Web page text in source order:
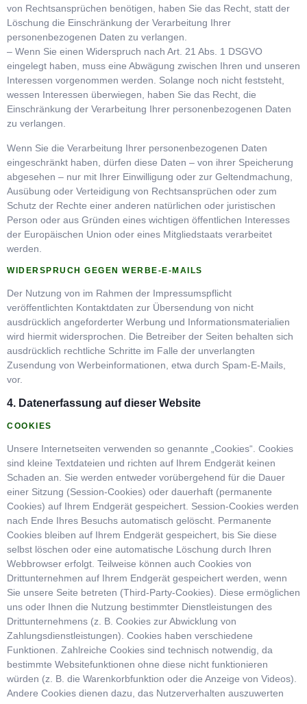
von Rechtsansprüchen benötigen, haben Sie das Recht, statt der
Löschung die Einschränkung der Verarbeitung Ihrer
personenbezogenen Daten zu verlangen.
– Wenn Sie einen Widerspruch nach Art. 21 Abs. 1 DSGVO
eingelegt haben, muss eine Abwägung zwischen Ihren und unseren
Interessen vorgenommen werden. Solange noch nicht feststeht,
wessen Interessen überwiegen, haben Sie das Recht, die
Einschränkung der Verarbeitung Ihrer personenbezogenen Daten
zu verlangen.
Wenn Sie die Verarbeitung Ihrer personenbezogenen Daten
eingeschränkt haben, dürfen diese Daten – von ihrer Speicherung
abgesehen – nur mit Ihrer Einwilligung oder zur Geltendmachung,
Ausübung oder Verteidigung von Rechtsansprüchen oder zum
Schutz der Rechte einer anderen natürlichen oder juristischen
Person oder aus Gründen eines wichtigen öffentlichen Interesses
der Europäischen Union oder eines Mitgliedstaats verarbeitet
werden.
WIDERSPRUCH GEGEN WERBE-E-MAILS
Der Nutzung von im Rahmen der Impressumspflicht
veröffentlichten Kontaktdaten zur Übersendung von nicht
ausdrücklich angeforderter Werbung und Informationsmaterialien
wird hiermit widersprochen. Die Betreiber der Seiten behalten sich
ausdrücklich rechtliche Schritte im Falle der unverlangten
Zusendung von Werbeinformationen, etwa durch Spam-E-Mails,
vor.
4. Datenerfassung auf dieser Website
COOKIES
Unsere Internetseiten verwenden so genannte „Cookies“. Cookies
sind kleine Textdateien und richten auf Ihrem Endgerät keinen
Schaden an. Sie werden entweder vorübergehend für die Dauer
einer Sitzung (Session-Cookies) oder dauerhaft (permanente
Cookies) auf Ihrem Endgerät gespeichert. Session-Cookies werden
nach Ende Ihres Besuchs automatisch gelöscht. Permanente
Cookies bleiben auf Ihrem Endgerät gespeichert, bis Sie diese
selbst löschen oder eine automatische Löschung durch Ihren
Webbrowser erfolgt. Teilweise können auch Cookies von
Drittunternehmen auf Ihrem Endgerät gespeichert werden, wenn
Sie unsere Seite betreten (Third-Party-Cookies). Diese ermöglichen
uns oder Ihnen die Nutzung bestimmter Dienstleistungen des
Drittunternehmens (z. B. Cookies zur Abwicklung von
Zahlungsdienstleistungen). Cookies haben verschiedene
Funktionen. Zahlreiche Cookies sind technisch notwendig, da
bestimmte Websitefunktionen ohne diese nicht funktionieren
würden (z. B. die Warenkorbfunktion oder die Anzeige von Videos).
Andere Cookies dienen dazu, das Nutzerverhalten auszuwerten